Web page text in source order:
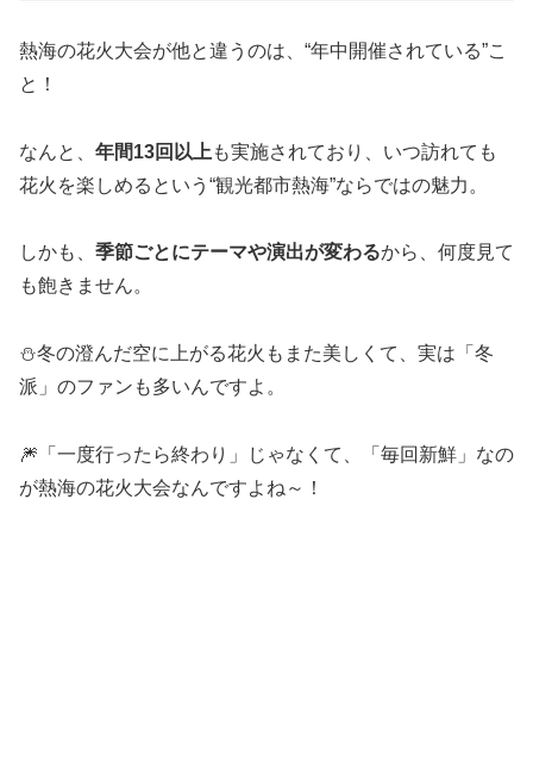
熱海の花火大会が他と違うのは、“年中開催されている”こ
と！
なんと、 年間13回以上 も実施されており、いつ訪れても
花火を楽しめるという“観光都市熱海”ならではの魅力。
しかも、 季節ごとにテーマや演出が変わるから、何度見て
も飽きません。
⛄冬の澄んだ空に上がる花火もまた美しくて、実は「冬
派」のファンも多いんですよ。
🎆「一度行ったら終わり」じゃなくて、「毎回新鮮」なの
が熱海の花火大会なんですよね～！